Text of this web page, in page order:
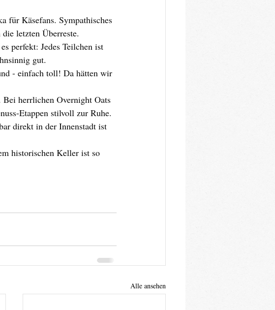
für Käsefans. Sympathisches
letzten Überreste.
perfekt: Jedes Teilchen ist
gut.
- einfach toll! Da hätten wir
Bei herrlichen Overnight Oats
Etappen stilvoll zur Ruhe.
direkt in der Innenstadt ist
historischen Keller ist so
Alle ansehen